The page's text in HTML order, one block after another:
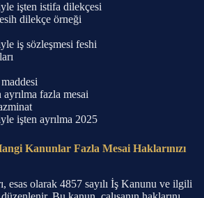
işten istifa dilekçesi
dilekçe örneği
iş sözleşmesi feshi
ayrılma fazla mesai
işten ayrılma 2025
Kanunlar Fazla Mesai Haklarınızı
esas olarak 4857 sayılı İş Kanunu ve ilgili